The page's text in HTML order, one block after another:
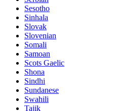
Sesotho
Sinhala
Slovak
Slovenian
Somali
Samoan
Scots Gaelic
Shona
Sindhi
Sundanese
Swahili
Tajik